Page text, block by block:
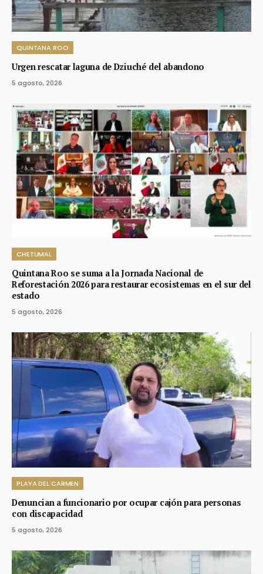
QUINTANA ROO
Urgen rescatar laguna de Dziuché del abandono
5 agosto, 2026
CHETUMAL
Quintana Roo se suma a la Jornada Nacional de
Reforestación 2026 para restaurar ecosistemas en el sur del
estado
5 agosto, 2026
PLAYA DEL CARMEN
Denuncian a funcionario por ocupar cajón para personas
con discapacidad
5 agosto, 2026